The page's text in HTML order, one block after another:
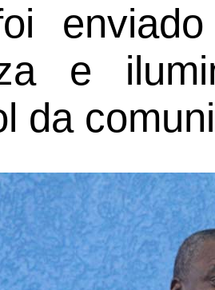
e
da